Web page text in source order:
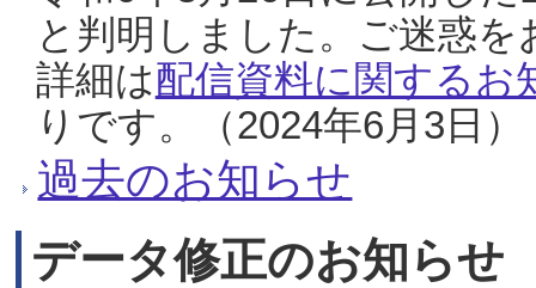
と判明しました。ご迷惑
詳細は配信資料に関するお
りです。（2024年6月3日）
過去のお知らせ
データ修正のお知らせ